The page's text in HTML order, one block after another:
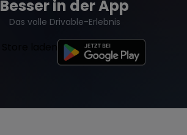
Besser in der App
Das volle Drivable-Erlebnis